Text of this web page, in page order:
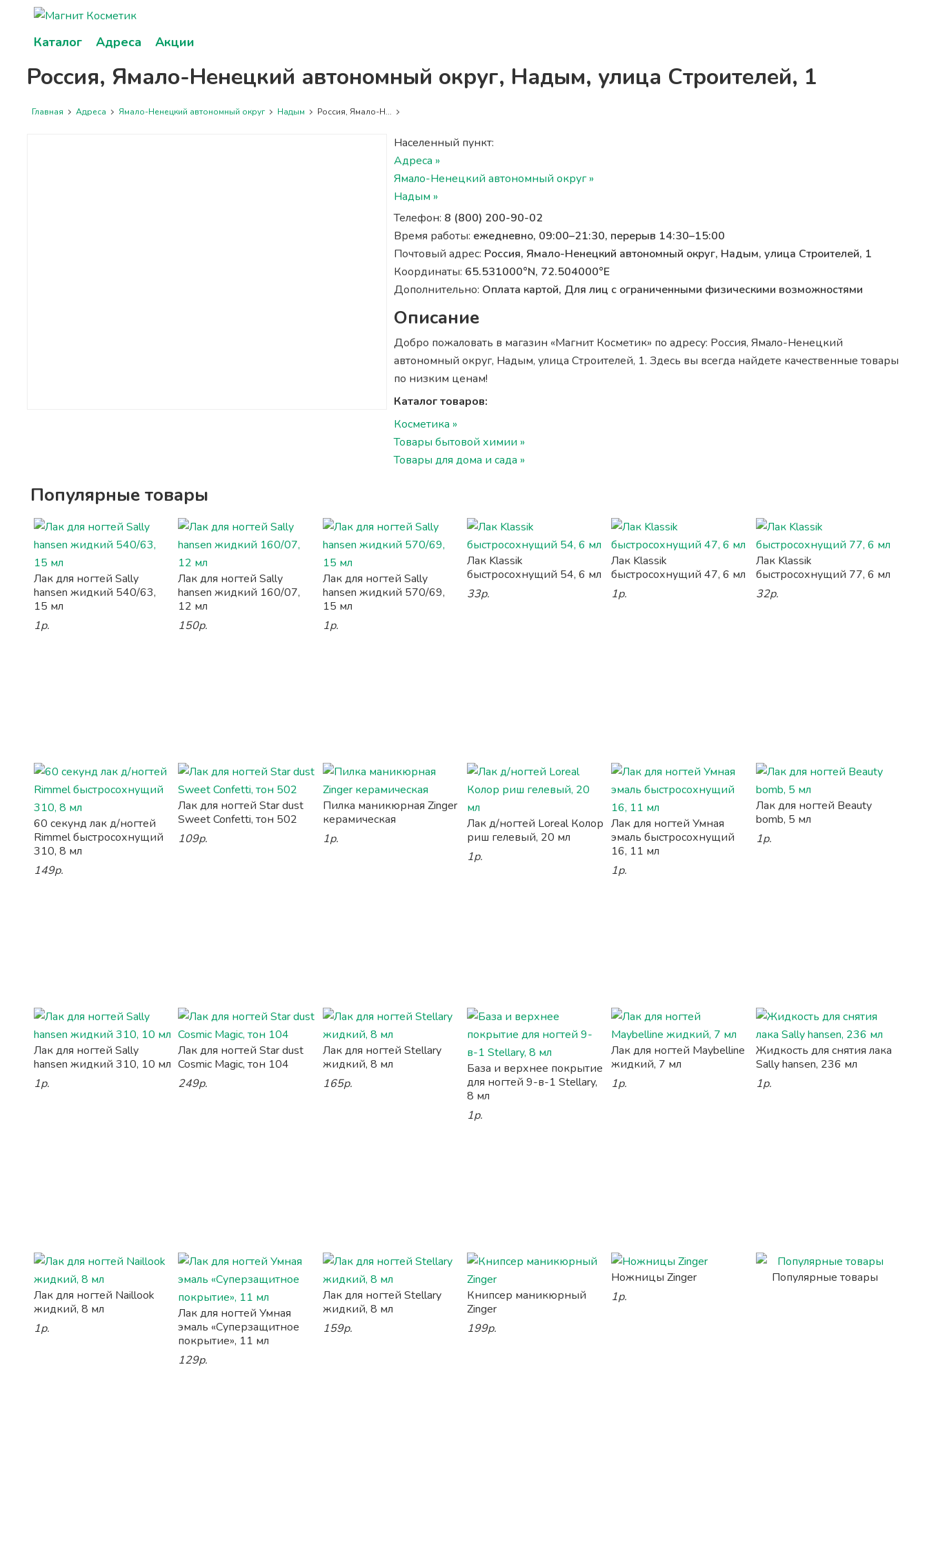
Каталог Адреса Акции
Россия, Ямало-Ненецкий автономный округ, Надым, улица Строителей, 1
Главная Адреса Ямало-Ненецкий автономный округ Надым Россия, Ямало-Н...
Населенный пункт:
Адреса »
Ямало-Ненецкий автономный округ »
Надым »
Телефон: 8 (800) 200-90-02
Время работы: ежедневно, 09:00–21:30, перерыв 14:30–15:00
Почтовый адрес: Россия, Ямало-Ненецкий автономный округ, Надым, улица Строителей, 1
Координаты: 65.531000°N, 72.504000°E
Дополнительно: Оплата картой, Для лиц с ограниченными физическими возможностями
Описание
Добро пожаловать в магазин «Магнит Косметик» по адресу: Россия, Ямало-Ненецкий
автономный округ, Надым, улица Строителей, 1. Здесь вы всегда найдете качественные товары
по низким ценам!
Каталог товаров:
Косметика »
Товары бытовой химии »
Товары для дома и сада »
Популярные товары
Лак для ногтей Sally
hansen жидкий 540/63,
15 мл
1р.
Лак для ногтей Sally
hansen жидкий 160/07,
12 мл
150р.
Лак для ногтей Sally
hansen жидкий 570/69,
15 мл
1р.
Лак Klassik
быстросохнущий 54, 6 мл
33р.
Лак Klassik
быстросохнущий 47, 6 мл
1р.
Лак Klassik
быстросохнущий 77, 6 мл
32р.
60 секунд лак д/ногтей
Rimmel быстросохнущий
310, 8 мл
149р.
Лак для ногтей Star dust
Sweet Confetti, тон 502
109р.
Пилка маникюрная Zinger
керамическая
1р.
Лак д/ногтей Loreal Колор
риш гелевый, 20 мл
1р.
Лак для ногтей Умная
эмаль быстросохнущий
16, 11 мл
1р.
Лак для ногтей Beauty
bomb, 5 мл
1р.
Лак для ногтей Sally
hansen жидкий 310, 10 мл
1р.
Лак для ногтей Star dust
Cosmic Magic, тон 104
249р.
Лак для ногтей Stellary
жидкий, 8 мл
165р.
База и верхнее покрытие
для ногтей 9-в-1 Stellary,
8 мл
1р.
Лак для ногтей Maybelline
жидкий, 7 мл
1р.
Жидкость для снятия лака
Sally hansen, 236 мл
1р.
Лак для ногтей Naillook
жидкий, 8 мл
1р.
Лак для ногтей Умная
эмаль «Суперзащитное
покрытие», 11 мл
129р.
Лак для ногтей Stellary
жидкий, 8 мл
159р.
Книпсер маникюрный
Zinger
199р.
Ножницы Zinger
1р.
Популярные товары